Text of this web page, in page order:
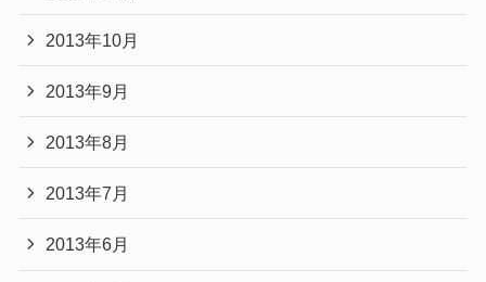
2013年10月
2013年9月
2013年8月
2013年7月
2013年6月